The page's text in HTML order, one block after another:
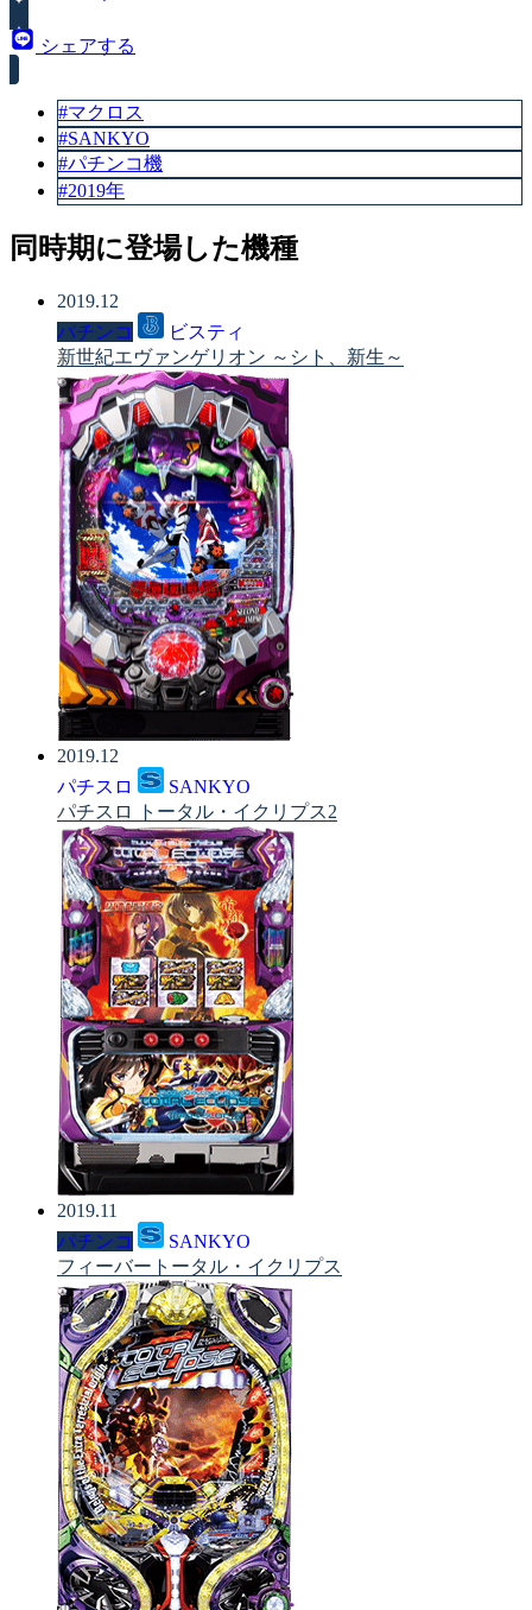
6
シェアする
#マクロス
#SANKYO
#パチンコ機
#2019年
同時期に登場した機種
2019.12
パチンコ
ビスティ
新世紀エヴァンゲリオン ～シト、新生～
2019.12
パチスロ
SANKYO
パチスロ トータル・イクリプス2
2019.11
パチンコ
SANKYO
フィーバートータル・イクリプス